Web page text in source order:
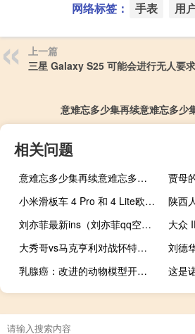
网络标签： 手表 用
上一篇
三星 Galaxy S25 可能会进行无人要
意难忘多少集再续意难忘多少
相关问题
意难忘多少集再续意难忘多少集（意难忘有多少集）
小米滑板车 4 Pro 和 4 Lite欧洲定价在新泄露中曝光
刘亦菲最新ins（刘亦菲qq空间）
大秀哥vs马克亨利对战怀特家族（大秀哥vs马克亨利）
乳腺癌：改进的动物模型开辟了新的治疗方法